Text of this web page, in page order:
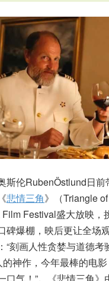
斯伦RubenÖstlund日前
悲情三角》（Triangle
Festival盛大放映，
碑爆棚，映后更让全场
“刻画人性贪婪与道德考
神作，今年最棒的电影
口气！”。《悲情三角》